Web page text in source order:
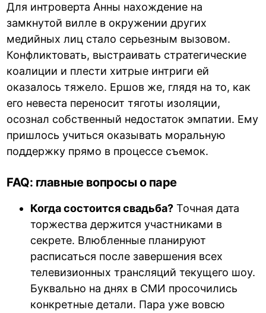
Для интроверта Анны нахождение на
замкнутой вилле в окружении других
медийных лиц стало серьезным вызовом.
Конфликтовать, выстраивать стратегические
коалиции и плести хитрые интриги ей
оказалось тяжело. Ершов же, глядя на то, как
его невеста переносит тяготы изоляции,
осознал собственный недостаток эмпатии. Ему
пришлось учиться оказывать моральную
поддержку прямо в процессе съемок.
FAQ: главные вопросы о паре
Когда состоится свадьба? Точная дата
торжества держится участниками в
секрете. Влюбленные планируют
расписаться после завершения всех
телевизионных трансляций текущего шоу.
Буквально на днях в СМИ просочились
конкретные детали. Пара уже вовсю